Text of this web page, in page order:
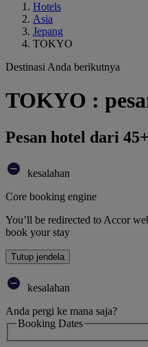
Hotels
Asia
Jepang
TOKYO
Destinasi Anda berikutnya
TOKYO :
Pesan hotel dari
kesalahan
Core booking engine
You’ll be redirected to Accor
book your stay
Tutup jendela
kesalahan
Anda pergi ke mana saja?
Booking Dates